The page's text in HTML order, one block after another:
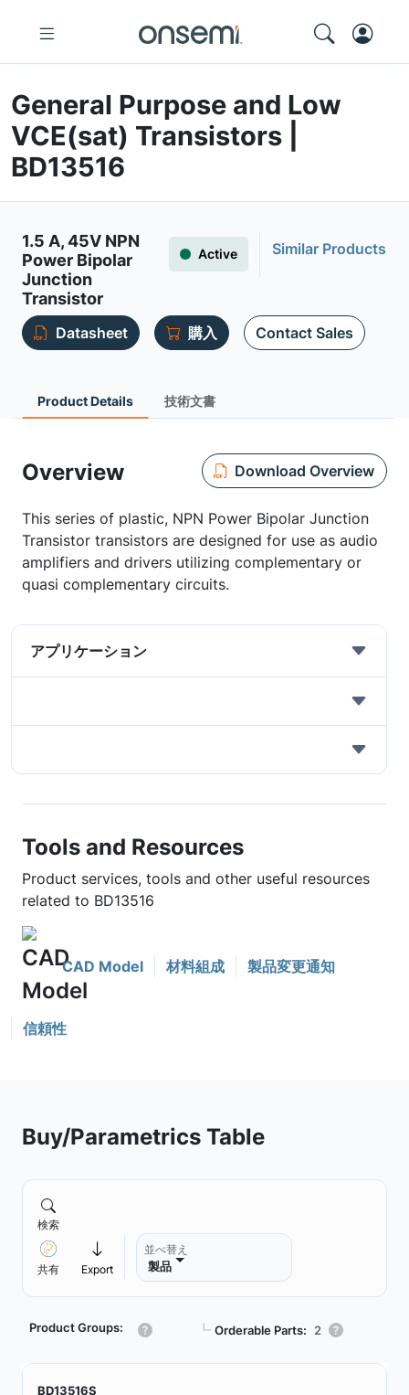
General Purpose and Low
VCE(sat) Transistors |
BD13516
1.5 A, 45V NPN
Power Bipolar
Junction
Transistor
Active Similar Products
Datasheet 購入 Contact Sales
Product Details 技術文書
Overview Download Overview
This series of plastic, NPN Power Bipolar Junction
Transistor transistors are designed for use as audio
amplifiers and drivers utilizing complementary or
quasi complementary circuits.
アプリケーション
Tools and Resources
Product services, tools and other useful resources
related to BD13516
CAD Model 材料組成 製品変更通知
信頼性
Buy/Parametrics Table
検索
共有 Export
並べ替え
製品
Product Groups: ┗ Orderable Parts: 2
BD13516S